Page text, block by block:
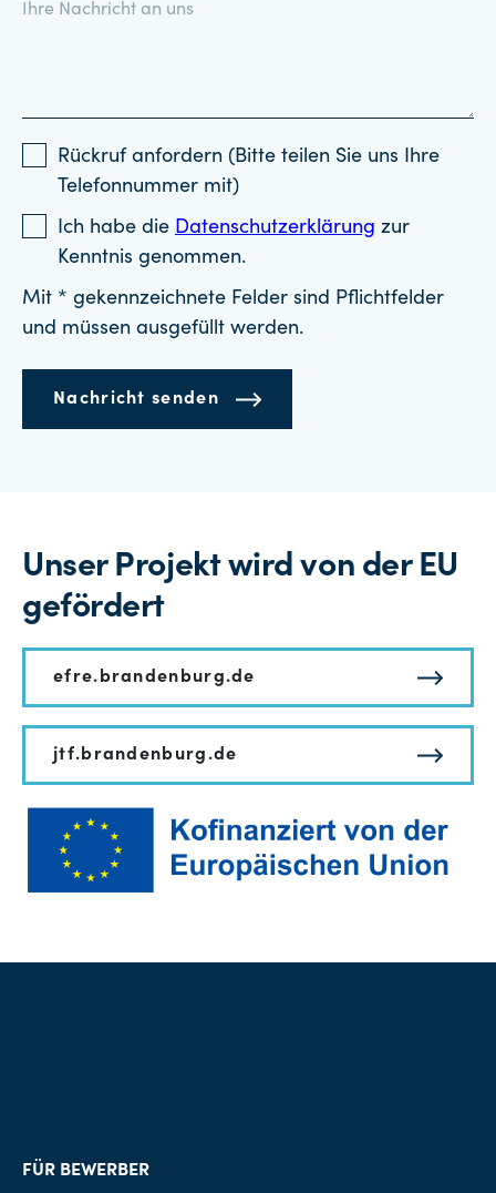
Rückruf anfordern (Bitte teilen Sie uns Ihre
Telefonnummer mit)
Ich habe die Datenschutzerklärung zur
Kenntnis genommen.
Mit * gekennzeichnete Felder sind Pflichtfelder
und müssen ausgefüllt werden.
Nachricht senden
Unser Projekt wird von der EU
gefördert
efre.brandenburg.de
jtf.brandenburg.de
FÜR BEWERBER